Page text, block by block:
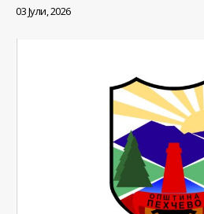
03 Јули, 2026